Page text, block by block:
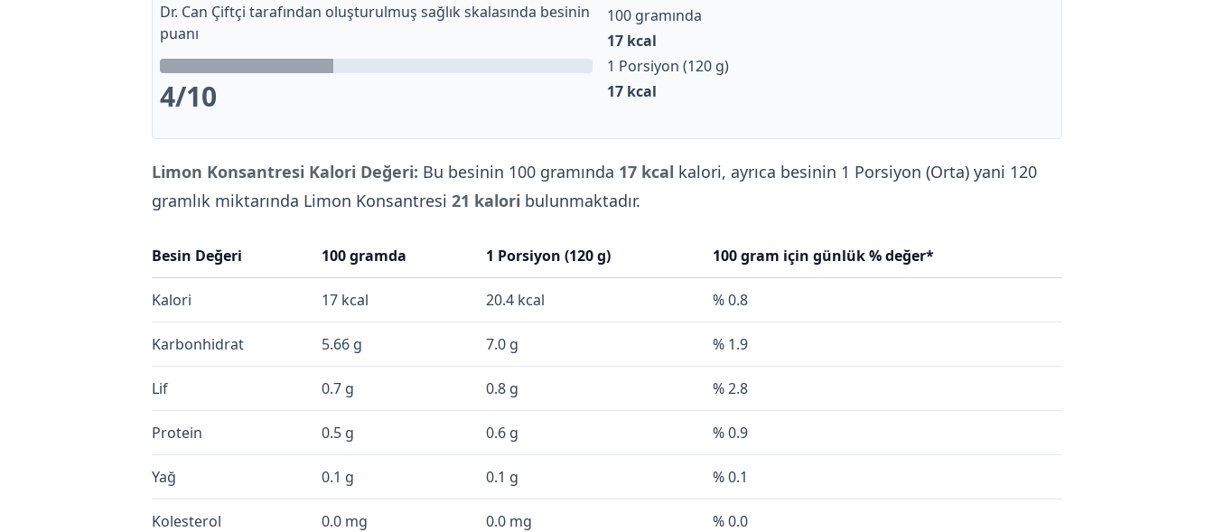
Dr. Can Çiftçi tarafından oluşturulmuş sağlık skalasında besinin
puanı
4/10
100 gramında
17 kcal
1 Porsiyon (120 g)
17 kcal
Limon Konsantresi Kalori Değeri: Bu besinin 100 gramında 17 kcal kalori, ayrıca besinin 1 Porsiyon (Orta) yani 120
gramlık miktarında Limon Konsantresi 21 kalori bulunmaktadır.
Besin Değeri 100 gramda 1 Porsiyon (120 g) 100 gram için günlük % değer*
Kalori 17 kcal 20.4 kcal % 0.8
Karbonhidrat 5.66 g 7.0 g % 1.9
Lif 0.7 g 0.8 g % 2.8
Protein 0.5 g 0.6 g % 0.9
Yağ 0.1 g 0.1 g % 0.1
Kolesterol 0.0 mg 0.0 mg % 0.0